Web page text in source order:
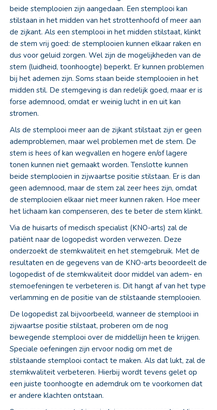
beide stemplooien zijn aangedaan. Een stemplooi kan
stilstaan in het midden van het strottenhoofd of meer aan
de zijkant. Als een stemplooi in het midden stilstaat, klinkt
de stem vrij goed: de stemplooien kunnen elkaar raken en
dus voor geluid zorgen. Wel zijn de mogelijkheden van de
stem (luidheid, toonhoogte) beperkt. Er kunnen problemen
bij het ademen zijn. Soms staan beide stemplooien in het
midden stil. De stemgeving is dan redelijk goed, maar er is
forse ademnood, omdat er weinig lucht in en uit kan
stromen.
Als de stemplooi meer aan de zijkant stilstaat zijn er geen
ademproblemen, maar wel problemen met de stem. De
stem is hees of kan wegvallen en hogere en/of lagere
tonen kunnen niet gemaakt worden. Tenslotte kunnen
beide stemplooien in zijwaartse positie stilstaan. Er is dan
geen ademnood, maar de stem zal zeer hees zijn, omdat
de stemplooien elkaar niet meer kunnen raken. Hoe meer
het lichaam kan compenseren, des te beter de stem klinkt.
Via de huisarts of medisch specialist (KNO-arts) zal de
patiënt naar de logopedist worden verwezen. Deze
onderzoekt de stemkwaliteit en het stemgebruik. Met de
resultaten en de gegevens van de KNO-arts beoordeelt de
logopedist of de stemkwaliteit door middel van adem- en
stemoefeningen te verbeteren is. Dit hangt af van het type
verlamming en de positie van de stilstaande stemplooien.
De logopedist zal bijvoorbeeld, wanneer de stemplooi in
zijwaartse positie stilstaat, proberen om de nog
bewegende stemplooi over de middellijn heen te krijgen.
Speciale oefeningen zijn ervoor nodig om met de
stilstaande stemplooi contact te maken. Als dat lukt, zal de
stemkwaliteit verbeteren. Hierbij wordt tevens gelet op
een juiste toonhoogte en ademdruk om te voorkomen dat
er andere klachten ontstaan.